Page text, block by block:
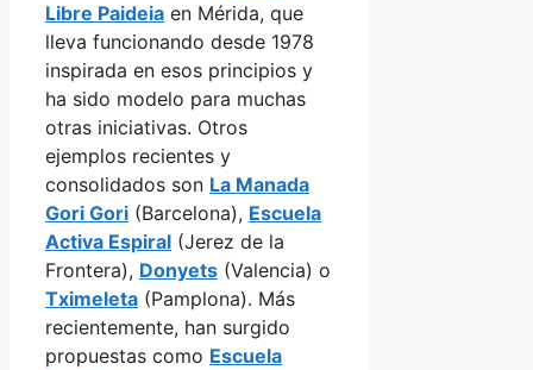
Libre Paideia en Mérida, que
lleva funcionando desde 1978
inspirada en esos principios y
ha sido modelo para muchas
otras iniciativas. Otros
ejemplos recientes y
consolidados son La Manada
Gori Gori (Barcelona), Escuela
Activa Espiral (Jerez de la
Frontera), Donyets (Valencia) o
Tximeleta (Pamplona). Más
recientemente, han surgido
propuestas como Escuela